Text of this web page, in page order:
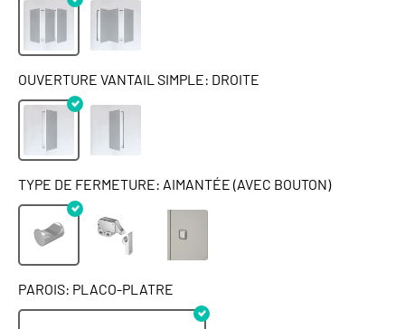
OUVERTURE VANTAIL SIMPLE: DROITE
TYPE DE FERMETURE: AIMANTÉE (AVEC BOUTON)
PAROIS: PLACO-PLATRE